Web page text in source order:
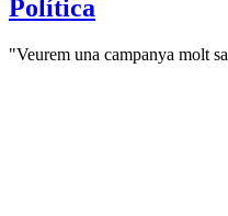
Política
"Veurem una campanya molt